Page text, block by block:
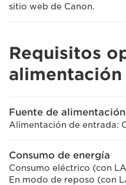
sitio web de Canon.
Requisitos
alimentación
Fuente de alimentación
Alimentación de entrada:
Consumo de energía
Consumo eléctrico (con
En modo de reposo (con